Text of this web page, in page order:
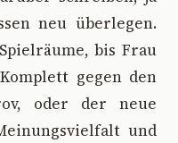
neu überlegen.
bis Frau
gegen den
oder der neue
und